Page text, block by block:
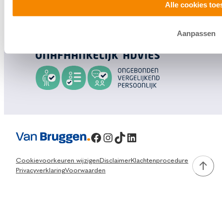
Alle cookies
Aanpassen
Facebook
Instagram
TikTok
LinkedIn
Cookievoorkeuren wijzigen DisclaimerKlachtenprocedure
PrivacyverklaringVoorwaarden